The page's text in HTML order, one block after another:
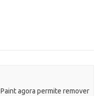
Paint agora permite remover